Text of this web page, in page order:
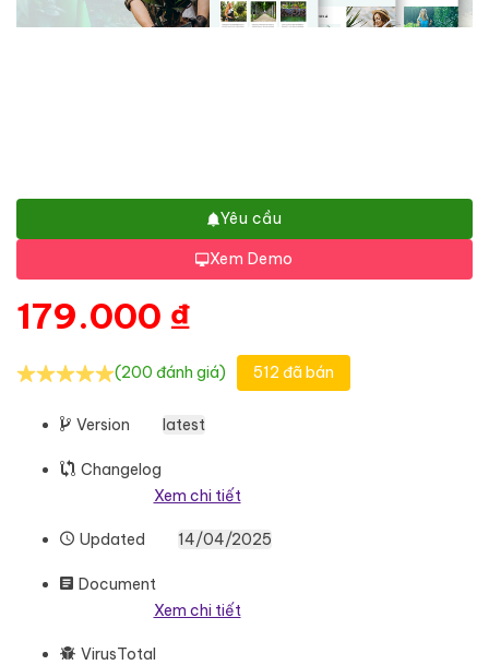
Yêu cầu
Xem Demo
179.000 ₫
(200 đánh giá) 512 đã bán
Version latest
Changelog
Xem chi tiết
Updated 14/04/2025
Document
Xem chi tiết
VirusTotal